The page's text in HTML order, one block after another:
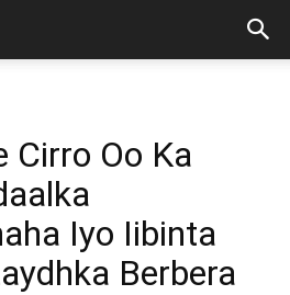
Cirro Oo Ka
Iyo Iibinta
Berbera